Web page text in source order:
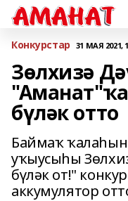
Конкурстар 31 МАЯ 2021,
Зөлхизә
бүләк отто
Баймаҡ
уҡыусыһы
бүләк от!"
аккумулятор